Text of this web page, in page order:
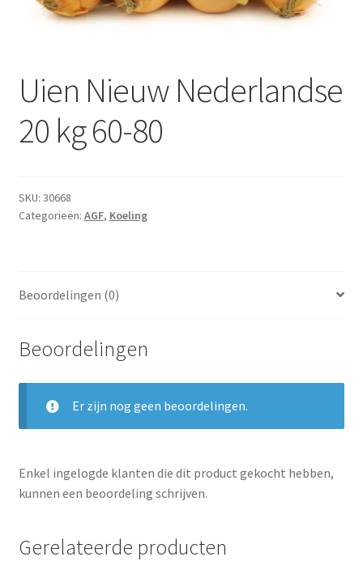
Dranken
Frites
Koeling
Salades
Uien Nieuw Nederlandse
20 kg 60-80
SKU: 30668
Categorieën: AGF, Koeling
Beoordelingen (0)
Beoordelingen
Er zijn nog geen beoordelingen.
Enkel ingelogde klanten die dit product gekocht hebben,
kunnen een beoordeling schrijven.
Gerelateerde producten